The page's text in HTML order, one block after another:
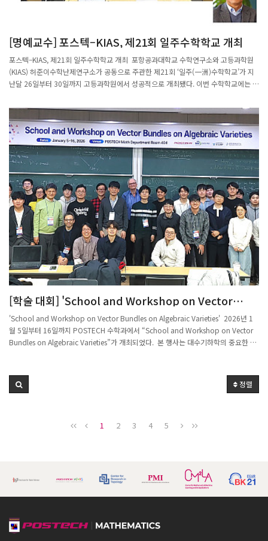
[명예교수] 포스텍–KIAS, 제21회 일주수학학교 개최
포스텍–KIAS, 제21회 일주수학학교 개최 포항공과대학교 수학연구소와 고등과학원
(KIAS) 허준이수학난제연구소가 공동으로 주관한 제21회 ‘일주(一洲)수학학교’가 지
난달 26일부터 30일까지 고등과학원에서 성공적으로 개최됐다. 이번 수학학교에는 함
과를 공유했다. 미국, 유럽, 남미 등 다양한 국가의 연구자들이 참여해 관련 분야의 최
근 흐름과 주요 연구 과제를 심도 있게 논의했다. 참가자들은 강연 이후 자유로운 토론
을 통해 새로운 연구 아이디어를 도출하고 국제 공동연구로의 확장 가능성을 모색했다.
최윤성 명예교수는 “국제 공동연구와 세대 간 학문 교류가 활성화되어 국내 신진 연구
자들이 세계적 연구 그룹으로 성장하는 계기가 되길 기대한다”고 밝혔다. 한편, 일주수
학학교는 일주학술문화재단의 후원으로 2009년부터 매년 열리고 있으며, 학부생부터
교수까지 다양한 연구자들이 함께 참여하는 열린 학술 교류의 장으로 자리매김하고 있
다.
[학술 대회] 'School and Workshop on Vector
Bundles on Algebraic Varieties' 학회 개최
'School and Workshop on Vector Bundles on Algebraic Varieties' 2026년 1
월 5일부터 16일까지 POSTECH 수학과에서 “School and Workshop on Vector
Bundles on Algebraic Varieties”가 개최되었다. 본 행사는 대수기하학의 중요한 주
기회를 제공하는 등의 심도 있는 학술 교류를 위하여 마련되었다. 이번 행사에는
Université Bourgogne Europe, Universitat de Barcelona, Politecnico di
호에서 진행되었으며, 학교(School)와 워크숍(Workshop)을 병행하는 형태로 구성
대학교), 박지훈 교수(IBS-CGP, POSTECH), 이경석 교수(POSTECH)가 조직하였으
며, 대수기하학 분야의 활발한 국제 협력과 연구 네트워크 강화에 큰 도움이 되기를 기
대하고 있다.
정렬
1 2 3 4 5